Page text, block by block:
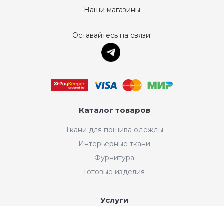
Наши магазины
Оставайтесь на связи:
Каталог товаров
Ткани для пошива одежды
Интерьерные ткани
Фурнитура
Готовые изделия
Услуги